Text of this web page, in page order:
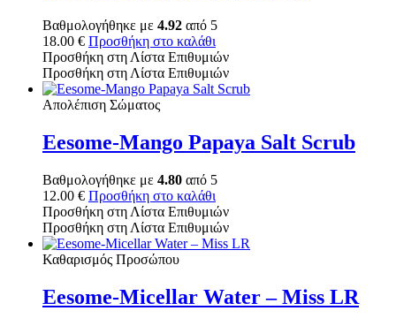
Βαθμολογήθηκε με 4.92 από 5
18.00 € Προσθήκη στο καλάθι
Προσθήκη στη Λίστα Επιθυμιών
Προσθήκη στη Λίστα Επιθυμιών
Απολέπιση Σώματος
Eesome-Mango Papaya Salt Scrub
Βαθμολογήθηκε με 4.80 από 5
12.00 € Προσθήκη στο καλάθι
Προσθήκη στη Λίστα Επιθυμιών
Προσθήκη στη Λίστα Επιθυμιών
Καθαρισμός Προσώπου
Eesome-Micellar Water – Miss LR